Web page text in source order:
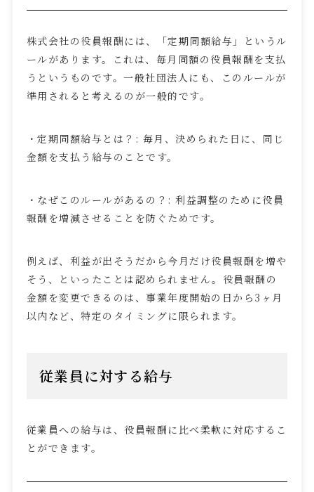
株式会社の役員報酬には、「定期同額給与」というル
ールがあります。これは、毎月同額の役員報酬を支払
うというものです。一般社団法人にも、このルールが
準用されると考えるのが一般的です。
・定期同額給与とは？ : 毎月、決められた日に、同じ
金額を支払う給与のことです。
・なぜこのルールがあるの？ :利益調整のために役員
報酬を増減させることを防ぐためです。
例えば、利益が出そうだから今月だけ役員報酬を増や
そう、といったことは認められません。役員報酬の
金額を変更できるのは、事業年度開始の日から 3 ヶ月
以内など、特定のタイミングに限られます。
従業員に対する給与
従業員への給与は、役員報酬に比べ柔軟に対応するこ
とができます。